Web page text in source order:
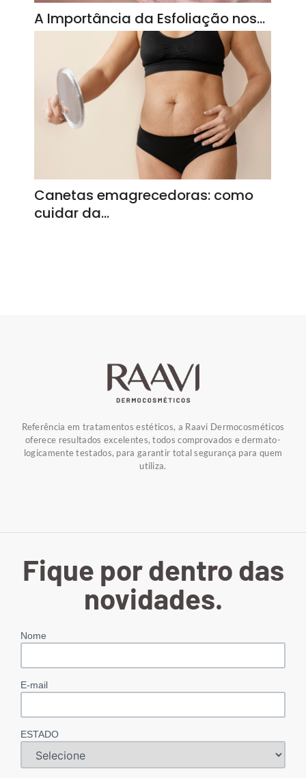
A Importância da Esfoliação nos…
Canetas emagrecedoras: como
cuidar da…
Referência em tratamentos estéticos, a Raavi Dermocosméticos
oferece resultados excelentes, todos comprovados e dermato-
logicamente testados, para garantir total segurança para quem
utiliza.
Fique por dentro das
novidades.
Nome
E-mail
ESTADO